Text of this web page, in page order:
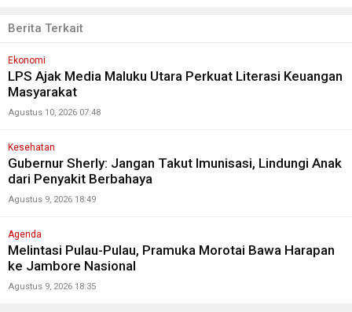
Berita Terkait
Ekonomi
LPS Ajak Media Maluku Utara Perkuat Literasi Keuangan
Masyarakat
Agustus 10, 2026 07:48
Kesehatan
Gubernur Sherly: Jangan Takut Imunisasi, Lindungi Anak
dari Penyakit Berbahaya
Agustus 9, 2026 18:49
Agenda
Melintasi Pulau-Pulau, Pramuka Morotai Bawa Harapan
ke Jambore Nasional
Agustus 9, 2026 18:35